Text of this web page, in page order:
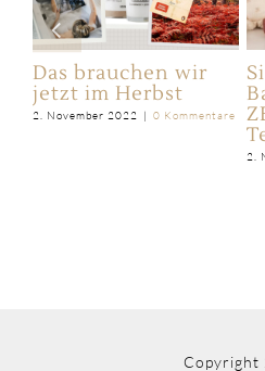
Das brauchen wir
jetzt im Herbst
2. November 2022 | 0 Kommentare
2.
Copyright